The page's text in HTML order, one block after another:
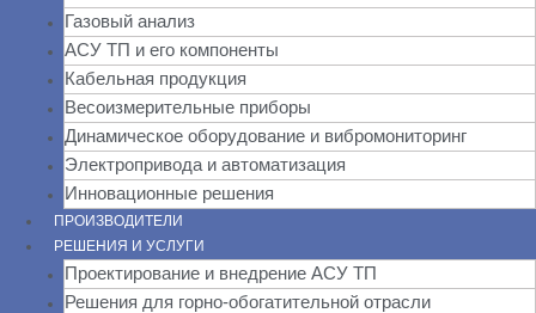
Газовый анализ
АСУ ТП и его компоненты
Кабельная продукция
Весоизмерительные приборы
Динамическое оборудование и вибромониторинг
Электропривода и автоматизация
Инновационные решения
ПРОИЗВОДИТЕЛИ
РЕШЕНИЯ И УСЛУГИ
Проектирование и внедрение АСУ ТП
Решения для горно-обогатительной отрасли